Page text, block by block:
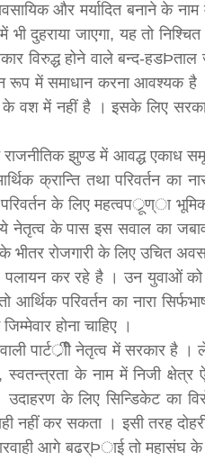
और मर्यादित बनाने के
दुहराया जाएगा, यह तो
विरुद्ध होने वाले बन्द-
रूप में समाधान करना आवश्यक है
के वश में नहीं है । इसके लिए
झुण्ड में आवद्ध एकाध
क्रान्ति तथा परिवर्तन का
के लिए महत्वपर्ूण्ा
के पास इस सवाल का जबाव
भीतर रोजगारी के लिए उचित
कर रहे है । उन युवाओं को
परिवर्तन का नारा
होना चाहिए ।
पार्टर्ीीे नेतृत्व में सरकार है
स्वतन्त्रता के नाम में निजी
उदाहरण के लिए सिन्डिकेट का
नहीं कर सकता । इसी तरह
आगे बढर्Þाई तो
बड़े
6
कि